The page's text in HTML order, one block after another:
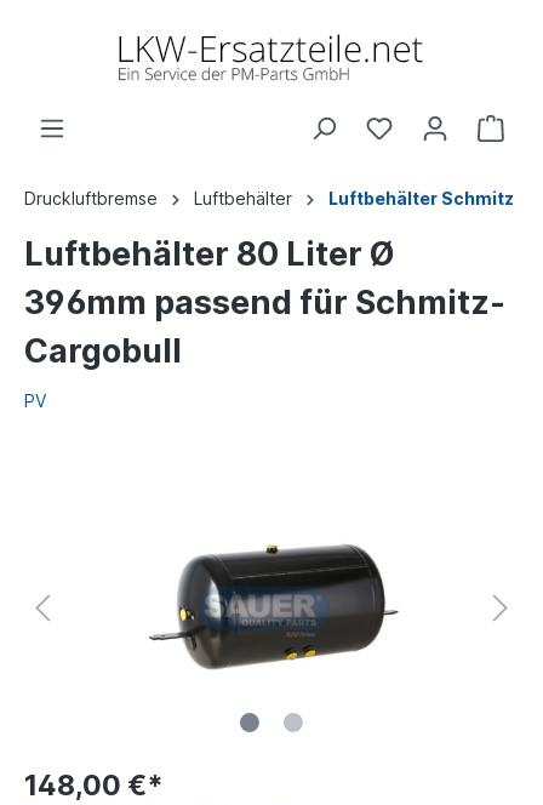
Druckluftbremse Luftbehälter Luftbehälter Schmitz
Luftbehälter 80 Liter Ø
396mm passend für Schmitz-
Cargobull
PV
148,00 €*